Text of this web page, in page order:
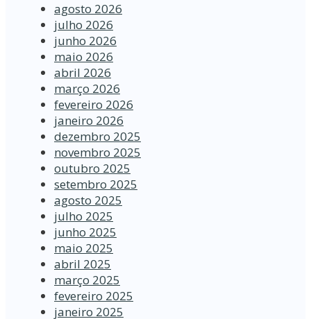
agosto 2026
julho 2026
junho 2026
maio 2026
abril 2026
março 2026
fevereiro 2026
janeiro 2026
dezembro 2025
novembro 2025
outubro 2025
setembro 2025
agosto 2025
julho 2025
junho 2025
maio 2025
abril 2025
março 2025
fevereiro 2025
janeiro 2025